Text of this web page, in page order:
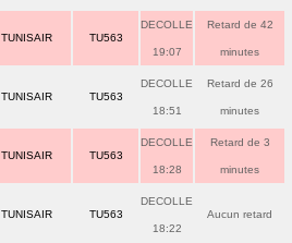
TUNISAIR TU563
DECOLLE
19:07
Retard de 42
minutes
TUNISAIR TU563
DECOLLE
18:51
Retard de 26
minutes
TUNISAIR TU563
DECOLLE
18:28
Retard de 3
minutes
TUNISAIR TU563
DECOLLE
18:22
Aucun retard